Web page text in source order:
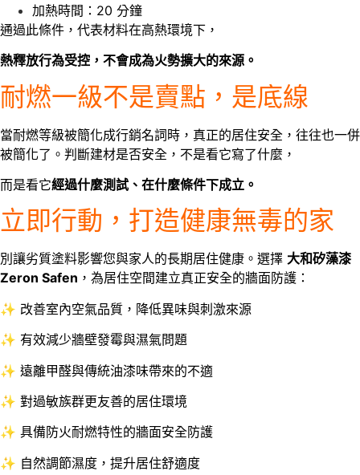
加熱時間：20 分鐘
通過此條件，代表材料在高熱環境下，
熱釋放行為受控，不會成為火勢擴大的來源。
耐燃一級不是賣點，是底線
當耐燃等級被簡化成行銷名詞時， 真正的居住安全，往往也一併
被簡化了。 判斷建材是否安全， 不是看它寫了什麼，
而是看它經過什麼測試、在什麼條件下成立。
立即行動，打造健康無毒的家
別讓劣質塗料影響您與家人的長期居住健康。 選擇 大和矽藻漆
Zeron Safen ，為居住空間建立真正安全的牆面防護：
✨ 改善室內空氣品質，降低異味與刺激來源
✨ 有效減少牆壁發霉與濕氣問題
✨ 遠離甲醛與傳統油漆味帶來的不適
✨ 對過敏族群更友善的居住環境
✨ 具備防火耐燃特性的牆面安全防護
✨ 自然調節濕度，提升居住舒適度